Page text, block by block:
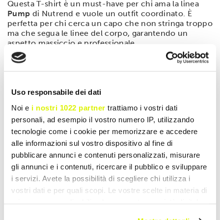
Uso responsabile dei dati
Noi e i nostri 1022 partner trattiamo i vostri dati
personali, ad esempio il vostro numero IP, utilizzando
tecnologie come i cookie per memorizzare e accedere
alle informazioni sul vostro dispositivo al fine di
pubblicare annunci e contenuti personalizzati, misurare
gli annunci e i contenuti, ricercare il pubblico e sviluppare
i servizi. Avete la possibilità di scegliere chi utilizza i
vostri dati e per quali scopi. Le vostre scelte in materia di
Questa T-shirt è un must-have per chi ama la linea
Pump di Nutrend e vuole un outfit coordinato. È
perfetta per chi cerca un capo che non stringa troppo
ma che segua le linee del corpo, garantendo un
aspetto massiccio e professionale.
Consigli per la cura del capo
Lavare in lavatrice a un massimo di 30°C.
Lavare sempre il capo al rovescio.
Stirare al rovescio evitando il contatto diretto
del ferro sulla stampa gialla.